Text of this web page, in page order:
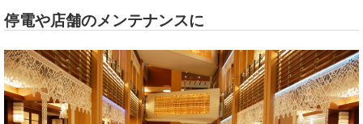
停電や店舗のメンテナンスに